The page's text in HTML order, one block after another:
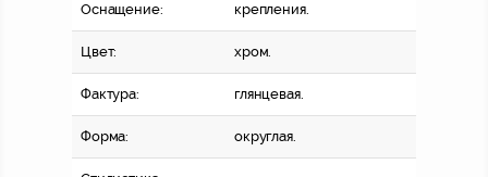
Оснащение: крепления.
Цвет: хром.
Фактура: глянцевая.
Форма: округлая.